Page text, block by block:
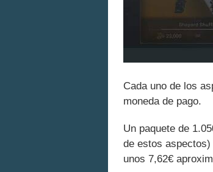
Cada uno de los
moneda de pago.
Un paquete de
de estos
unos 7,62€